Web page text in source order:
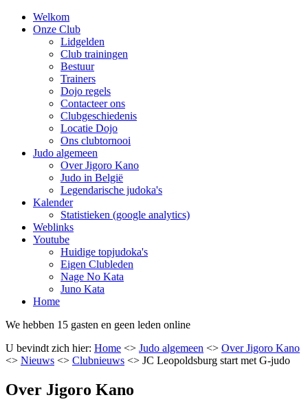
Welkom
Onze Club
Lidgelden
Club trainingen
Bestuur
Trainers
Dojo regels
Contacteer ons
Clubgeschiedenis
Locatie Dojo
Ons clubtornooi
Judo algemeen
Over Jigoro Kano
Judo in België
Legendarische judoka's
Kalender
Statistieken (google analytics)
Weblinks
Youtube
Huidige topjudoka's
Eigen Clubleden
Nage No Kata
Juno Kata
Home
We hebben 15 gasten en geen leden online
U bevindt zich hier: Home <> Judo algemeen <> Over Jigoro Kano
<> Nieuws <> Clubnieuws <> JC Leopoldsburg start met G-judo
Over Jigoro Kano